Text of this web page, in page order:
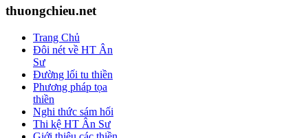
thuongchieu.net
Trang Chủ
Đôi nét về HT Ân
Sư
Đường lối tu thiền
Phương pháp tọa
thiền
Nghi thức sám hối
Thi kệ HT Ân Sư